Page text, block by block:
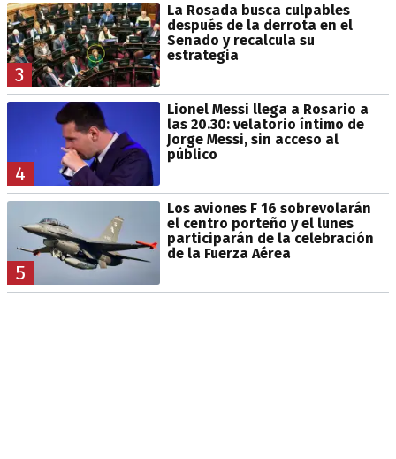
3
La Rosada busca culpables
después de la derrota en el
Senado y recalcula su
estrategia
4
Lionel Messi llega a Rosario a
las 20.30: velatorio íntimo de
Jorge Messi, sin acceso al
público
5
Los aviones F 16 sobrevolarán
el centro porteño y el lunes
participarán de la celebración
de la Fuerza Aérea